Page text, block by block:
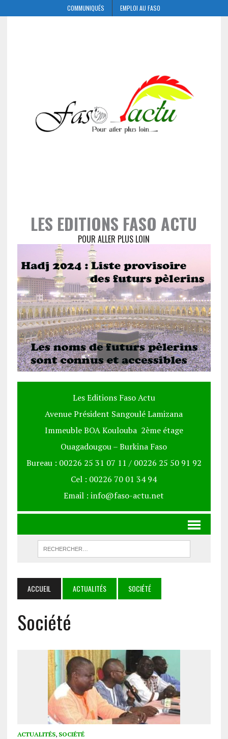
COMMUNIQUÉS EMPLOI AU FASO
LES EDITIONS FASO ACTU
POUR ALLER PLUS LOIN
Les Editions Faso Actu
Avenue Président Sangoulé Lamizana
Immeuble BOA Koulouba 2ème étage
Ouagadougou – Burkina Faso
Bureau : 00226 25 31 07 11 / 00226 25 50 91 92
Cel : 00226 70 01 34 94
Email : info@faso-actu.net
ACCUEIL ACTUALITÉS SOCIÉTÉ
Société
ACTUALITÉS, SOCIÉTÉ